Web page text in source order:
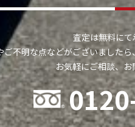
査定は無料にて
ご不明な点などがございました
お気軽にご相談、お